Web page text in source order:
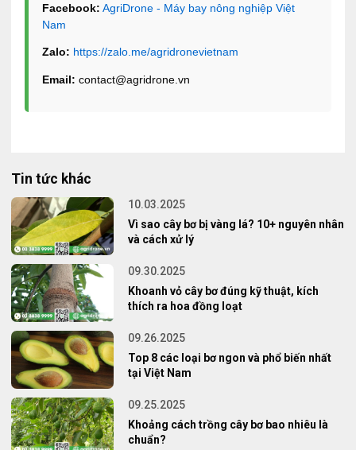
Facebook: AgriDrone - Máy bay nông nghiệp Việt
Nam
Zalo: https://zalo.me/agridronevietnam
Email: contact@agridrone.vn
Tin tức khác
10.03.2025
Vì sao cây bơ bị vàng lá? 10+ nguyên nhân
và cách xử lý
09.30.2025
Khoanh vỏ cây bơ đúng kỹ thuật, kích
thích ra hoa đồng loạt
09.26.2025
Top 8 các loại bơ ngon và phổ biến nhất
tại Việt Nam
09.25.2025
Khoảng cách trồng cây bơ bao nhiêu là
chuẩn?